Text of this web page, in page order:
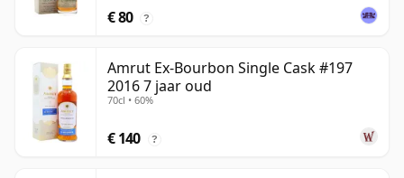
€ 80 ?
Amrut Ex-Bourbon Single Cask #197
2016 7 jaar oud
70cl • 60%
€ 140 ?